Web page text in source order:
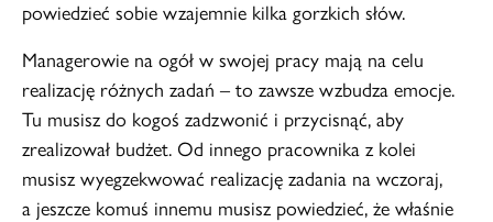
powiedzieć sobie wzajemnie kilka gorzkich słów.
Managerowie na ogół w swojej pracy mają na celu
realizację różnych zadań – to zawsze wzbudza emocje.
Tu musisz do kogoś zadzwonić i przycisnąć, aby
zrealizował budżet. Od innego pracownika z kolei
musisz wyegzekwować realizację zadania na wczoraj,
a jeszcze komuś innemu musisz powiedzieć, że właśnie